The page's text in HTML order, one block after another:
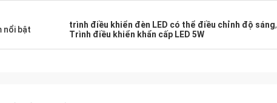
nổi bật trình điều khiển đèn LED có thể điều chỉnh độ sáng,
Trình điều khiển khẩn cấp LED 5W